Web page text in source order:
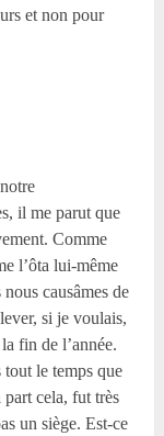
et non pour
il me parut que
Comme
l’ôta lui-même
causâmes de
si je voulais,
fin de l’année.
le temps que
cela, fut très
un siège. Est-ce